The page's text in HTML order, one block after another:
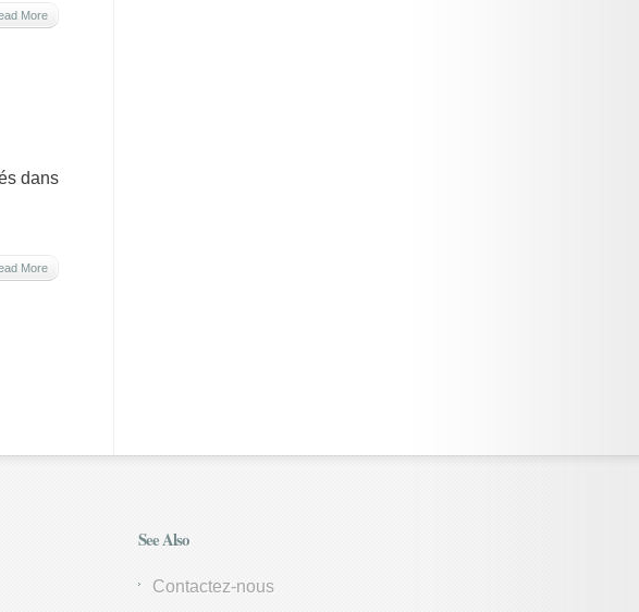
More
dans
More
See Also
Contactez-nous